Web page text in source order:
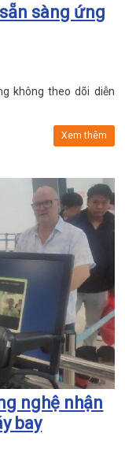
sàng ứng
không theo dõi diễn
Xem thêm
nghệ nhận
bay